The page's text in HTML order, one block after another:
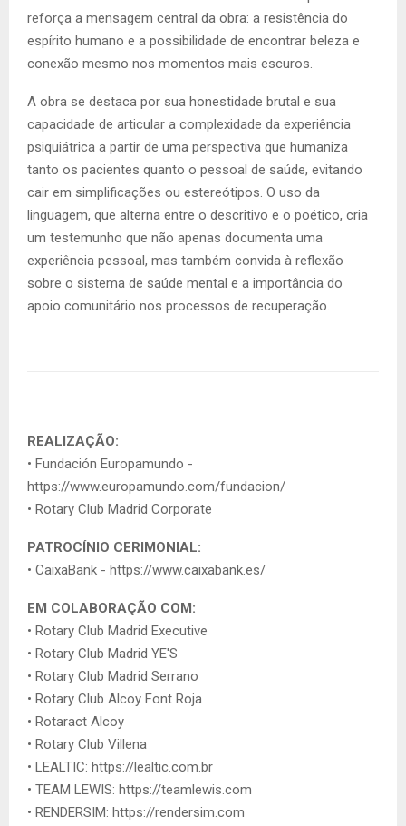
reforça a mensagem central da obra: a resistência do
espírito humano e a possibilidade de encontrar beleza e
conexão mesmo nos momentos mais escuros.
A obra se destaca por sua honestidade brutal e sua
capacidade de articular a complexidade da experiência
psiquiátrica a partir de uma perspectiva que humaniza
tanto os pacientes quanto o pessoal de saúde, evitando
cair em simplificações ou estereótipos. O uso da
linguagem, que alterna entre o descritivo e o poético, cria
um testemunho que não apenas documenta uma
experiência pessoal, mas também convida à reflexão
sobre o sistema de saúde mental e a importância do
apoio comunitário nos processos de recuperação.
REALIZAÇÃO:
• Fundación Europamundo -
https://www.europamundo.com/fundacion/
• Rotary Club Madrid Corporate
PATROCÍNIO CERIMONIAL:
• CaixaBank - https://www.caixabank.es/
EM COLABORAÇÃO COM:
• Rotary Club Madrid Executive
• Rotary Club Madrid YE'S
• Rotary Club Madrid Serrano
• Rotary Club Alcoy Font Roja
• Rotaract Alcoy
• Rotary Club Villena
• LEALTIC: https://lealtic.com.br
• TEAM LEWIS: https://teamlewis.com
• RENDERSIM: https://rendersim.com